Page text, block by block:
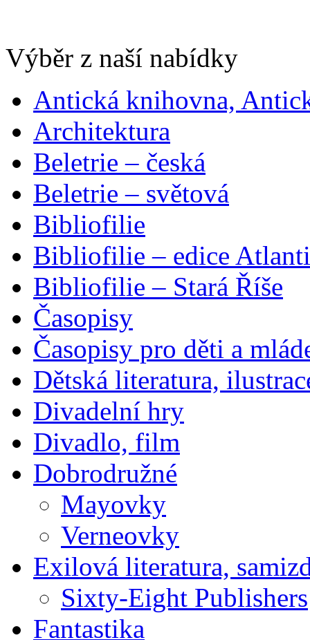
Výběr z naší nabídky
Antická knihovna,
Architektura
Beletrie – česká
Beletrie – světová
Bibliofilie
Bibliofilie – edice
Bibliofilie – Stará Říše
Časopisy
Časopisy pro děti a
Dětská literatura,
Divadelní hry
Divadlo, film
Dobrodružné
Mayovky
Verneovky
Exilová literatura,
Sixty-Eight Publishers
Fantastika